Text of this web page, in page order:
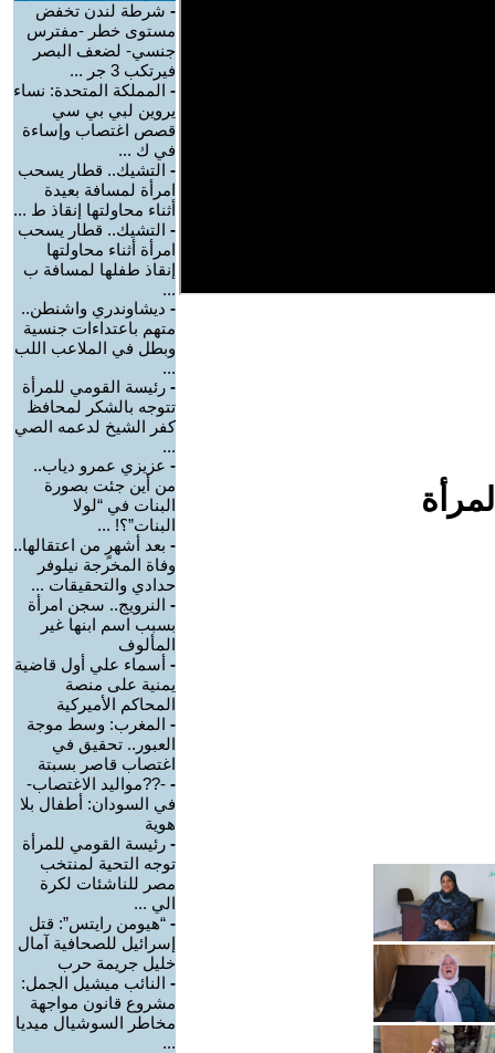
- شرطة لندن تخفض
مستوى خطر -مفترس
جنسي- لضعف البصر
فيرتكب 3 جر ...
- المملكة المتحدة: نساء
يروين لبي بي سي
قصص اغتصاب وإساءة
في ك ...
- التشيك.. قطار يسحب
امرأة لمسافة بعيدة
أثناء محاولتها إنقاذ ط ...
- التشيك.. قطار يسحب
امرأة أثناء محاولتها
إنقاذ طفلها لمسافة ب
...
- ديشاوندري واشنطن..
متهم باعتداءات جنسية
وبطل في الملاعب اللب
...
- رئيسة القومي للمرأة
تتوجه بالشكر لمحافظ
كفر الشيخ لدعمه الصي
...
- عزيزي عمرو دياب..
من أين جئت بصورة
البنات في “لولا
البنات”؟! ...
- بعد أشهرٍ من اعتقالها..
وفاة المخرجة نيلوفر
حدادي والتحقيقات ...
- النرويج.. سجن امرأة
بسبب اسم ابنها غير
المألوف
- أسماء علي أول قاضية
يمنية على منصة
المحاكم الأميركية
- المغرب: وسط موجة
العبور.. تحقيق في
اغتصاب قاصر بسبتة
- -??مواليد الاغتصاب-
في السودان: أطفال بلا
هوية
- رئيسة القومي للمرأة
توجه التحية لمنتخب
مصر للناشئات لكرة
الي ...
- “هيومن رايتس”: قتل
إسرائيل للصحافية آمال
خليل جريمة حرب
- النائب ميشيل الجمل:
مشروع قانون مواجهة
مخاطر السوشيال ميديا
...